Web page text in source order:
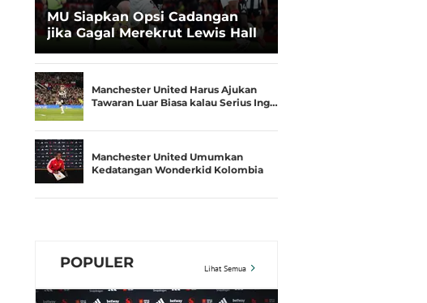
MU Siapkan Opsi Cadangan
jika Gagal Merekrut Lewis Hall
Manchester United Harus Ajukan
Tawaran Luar Biasa kalau Serius Ing…
Manchester United Umumkan
Kedatangan Wonderkid Kolombia
POPULER Lihat Semua